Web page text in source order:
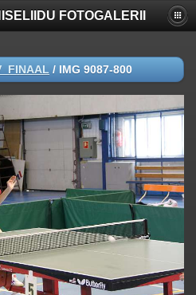
is deprecated in
htdocs/gallery/include/
is deprecated. This message will be
htdocs/gallery/include/
FOTOGALERII
/ IMG 9087-800